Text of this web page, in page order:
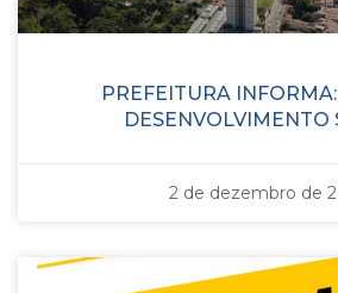
PREFEITURA
DESENVOLVIMENTO
2 de dezembro de